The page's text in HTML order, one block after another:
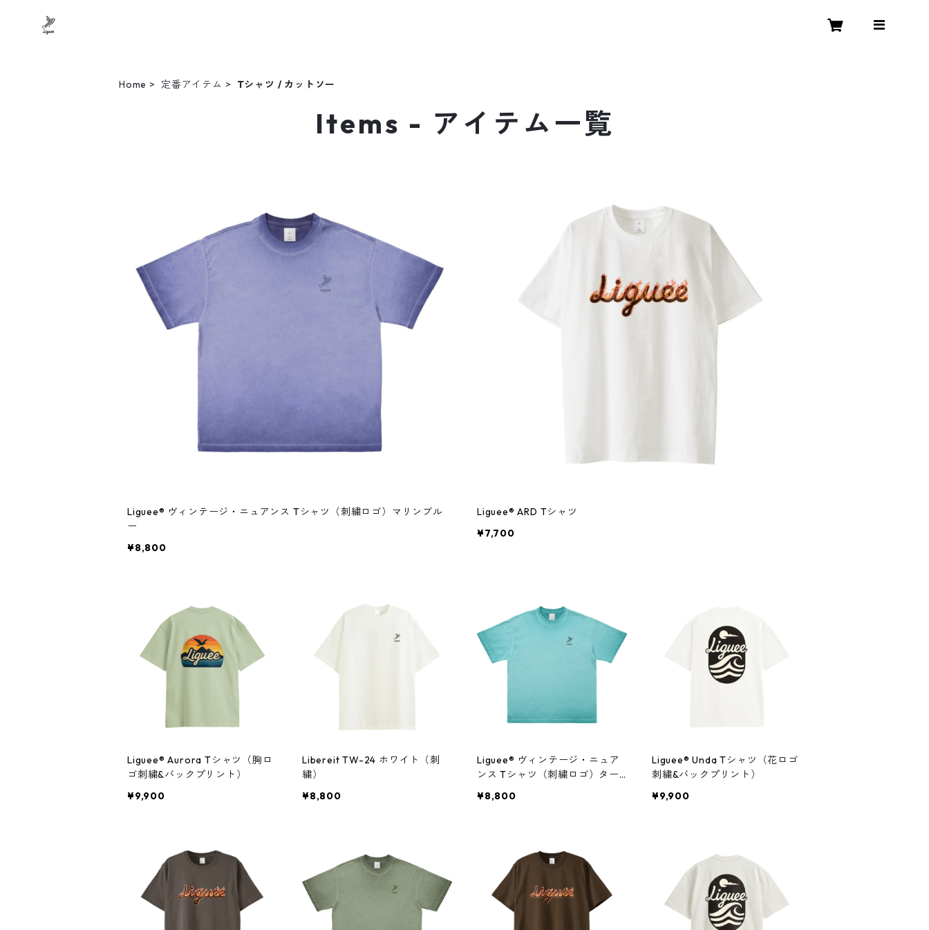
Home 定番アイテム Tシャツ / カットソー
Items - アイテム一覧
Liguee®️ ヴィンテージ・ニュアンス Tシャツ（刺繍ロゴ）マリンブル
ー
¥8,800
Liguee®️ ARD Tシャツ
¥7,700
Liguee®️ Aurora Tシャツ（胸ロ
ゴ刺繍&バックプリント）
¥9,900
Libereit TW-24 ホワイト（刺
繍）
¥8,800
Liguee®️ ヴィンテージ・ニュア
ンス Tシャツ（刺繍ロゴ）ター
¥8,800
Liguee®️ Unda Tシャツ（花ロゴ
刺繍&バックプリント）
¥9,900